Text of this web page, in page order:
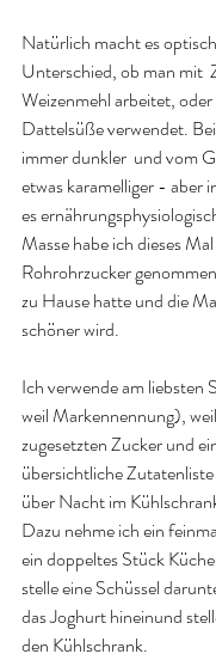
Natürlich macht es
Unterschied, ob man mit
Weizenmehl arbeitet,
Dattelsüße verwendet.
immer dunkler  und vom
etwas karamelliger - aber
es
Masse habe ich dieses
Rohrohrzucker
zu Hause hatte und die
schöner wird.
Ich verwende am liebsten
weil Markennennung),
zugesetzten Zucker und
übersichtliche
über Nacht im
Dazu nehme ich ein
ein doppeltes Stück
stelle eine Schüssel
das Joghurt hineinund
den Kühlschrank.